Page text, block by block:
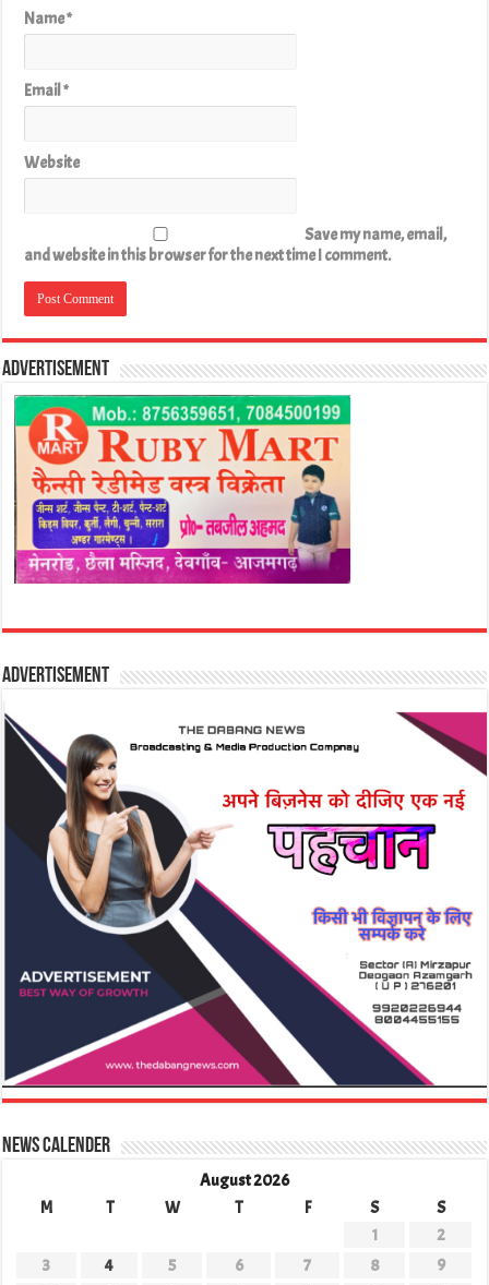
Name*
Email*
Website
Save my name, email,
and website in this browser for the next time I comment.
Advertisement
Advertisement
News Calender
August 2026
M
T W T F S
S
1
2
3
4 5 6 7 8
9